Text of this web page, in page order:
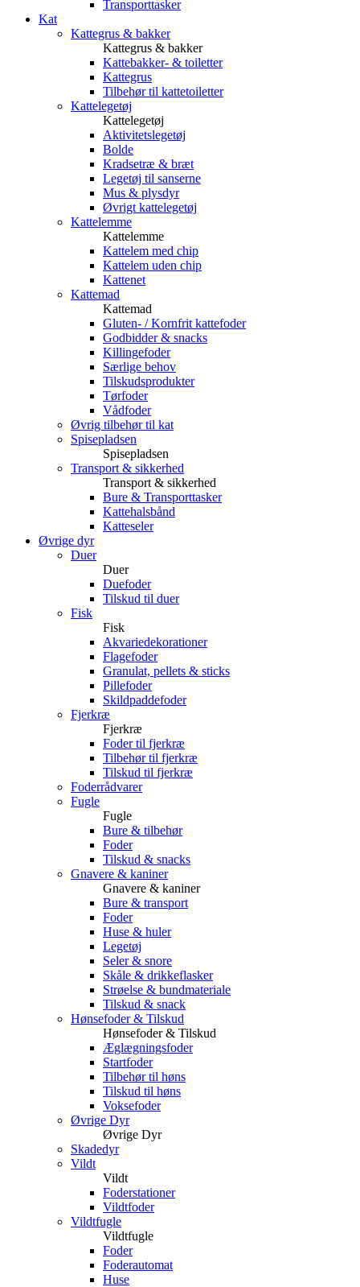
Transporttasker
Kat
Kattegrus & bakker
Kattegrus & bakker
Kattebakker- & toiletter
Kattegrus
Tilbehør til kattetoiletter
Kattelegetøj
Kattelegetøj
Aktivitetslegetøj
Bolde
Kradsetræ & bræt
Legetøj til sanserne
Mus & plysdyr
Øvrigt kattelegetøj
Kattelemme
Kattelemme
Kattelem med chip
Kattelem uden chip
Kattenet
Kattemad
Kattemad
Gluten- / Kornfrit kattefoder
Godbidder & snacks
Killingefoder
Særlige behov
Tilskudsprodukter
Tørfoder
Vådfoder
Øvrig tilbehør til kat
Spisepladsen
Spisepladsen
Transport & sikkerhed
Transport & sikkerhed
Bure & Transporttasker
Kattehalsbånd
Katteseler
Øvrige dyr
Duer
Duer
Duefoder
Tilskud til duer
Fisk
Fisk
Akvariedekorationer
Flagefoder
Granulat, pellets & sticks
Pillefoder
Skildpaddefoder
Fjerkræ
Fjerkræ
Foder til fjerkræ
Tilbehør til fjerkræ
Tilskud til fjerkræ
Foderrådvarer
Fugle
Fugle
Bure & tilbehør
Foder
Tilskud & snacks
Gnavere & kaniner
Gnavere & kaniner
Bure & transport
Foder
Huse & huler
Legetøj
Seler & snore
Skåle & drikkeflasker
Strøelse & bundmateriale
Tilskud & snack
Hønsefoder & Tilskud
Hønsefoder & Tilskud
Æglægningsfoder
Startfoder
Tilbehør til høns
Tilskud til høns
Voksefoder
Øvrige Dyr
Øvrige Dyr
Skadedyr
Vildt
Vildt
Foderstationer
Vildtfoder
Vildtfugle
Vildtfugle
Foder
Foderautomat
Huse